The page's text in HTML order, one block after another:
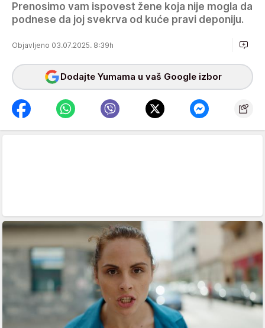
Prenosimo vam ispovest žene koja nije mogla da
podnese da joj svekrva od kuće pravi deponiju.
Objavljeno 03.07.2025. 8:39h
Dodajte Yumama u vaš Google izbor